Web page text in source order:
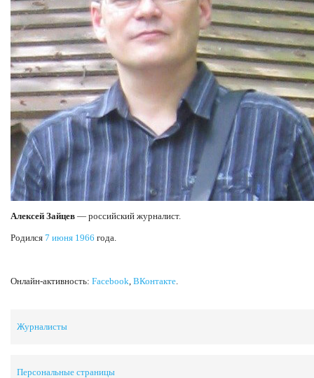
Алексей Зайцев — российский журналист.
Родился 7 июня 1966 года.
Онлайн-активность: Facebook, ВКонтакте.
Журналисты
Персональные страницы